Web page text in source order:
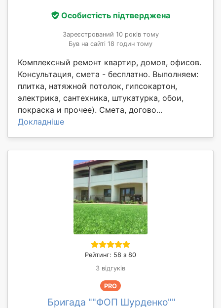
Особистість підтверджена
Зареєстрований 10 років тому
Був на сайті 18 годин тому
Комплексный ремонт квартир, домов, офисов.
Консультация, смета - бесплатно. Выполняем:
плитка, натяжной потолок, гипсокартон,
электрика, сантехника, штукатурка, обои,
покраска и прочее). Смета, догово...
Докладніше
Рейтинг: 58 з 80
3 відгуків
PRO
Бригада ""ФОП Шурденко""